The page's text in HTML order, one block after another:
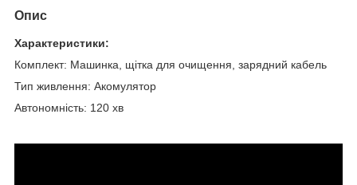
Опис
Характеристики:
Комплект: Машинка, щітка для очищення, зарядний кабель
Тип живлення: Акомулятор
Автономність: 120 хв